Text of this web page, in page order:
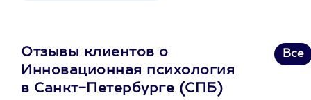
Отзывы клиентов о
Инновационная психология
в Санкт-Петербурге (СПБ)
Все